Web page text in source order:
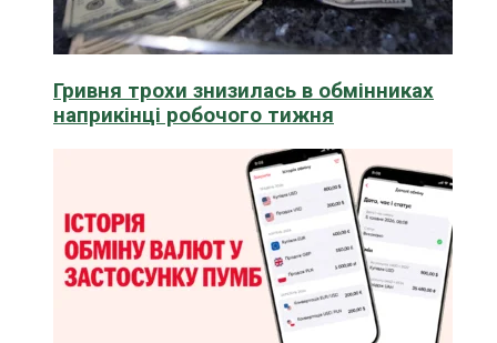
Гривня трохи знизилась в обмінниках
наприкінці робочого тижня